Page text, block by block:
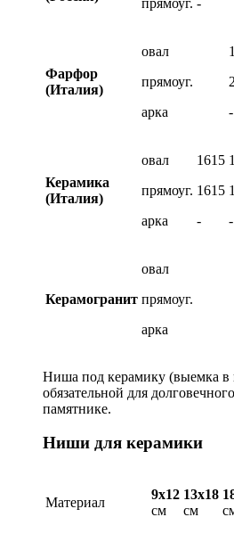
Фарфор
(Италия)
овал
прямоуг.
арка
-
Керамика
(Италия)
овал
прямоуг.
арка
1615
1615
-
-
Керамогранит
овал
прямоуг.
арка
Ниша под керамику (выемка в
обязательной для
памятнике.
Ниши для керамики
Материал
9х12
см
13х18
см